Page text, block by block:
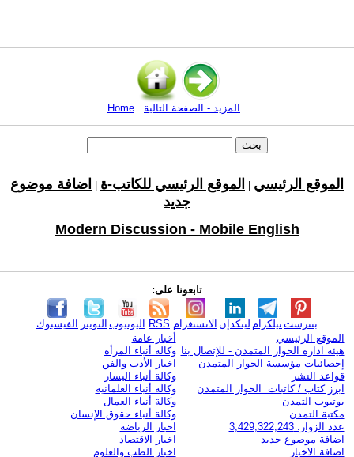
Home المزيد - الصفحة التالية
الموقع الرئيسي الموقع الرئيسي للكاتب-ة
اضافة موضوع
جديد
Modern Discussion - Mobile English
تابعونا على:
الفيسبوك التويتر اليوتيوب RSS الانستغرام لينكدإن تيلكرامبنترست
الموقع الرئيسي
هيئة ادارة الحوار المتمدن - للإتصال بنا
إحصائيات مؤسسة الحوار المتمدن
قواعد النشر
ابرز كتاب / كاتبات الحوار المتمدن
يوتيوب التمدن
مكتبة التمدن
عدد الزوار: 3,429,322,243
اضافة موضوع جديد
اضافة الاخبار
أخبار عامة
وكالة أنباء المرأة
اخبار الأدب والفن
وكالة أنباء اليسار
وكالة أنباء العلمانية
وكالة أنباء العمال
وكالة أنباء حقوق الإنسان
اخبار الرياضة
اخبار الاقتصاد
اخبار الطب والعلوم